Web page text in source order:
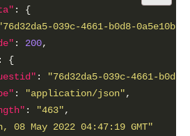
039c-4661-b0d8-
: 200
:
"76d32da5-039c-4661-b0d8-
: "application/json"
: "463"
08 May 2022 04:47:19 GMT"